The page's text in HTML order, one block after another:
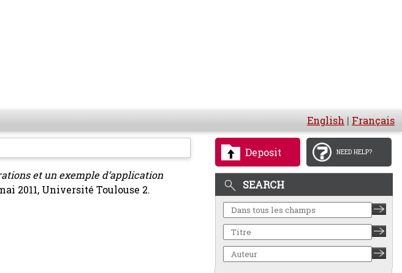
English | Français
Deposit NEED HELP?
SEARCH
et un exemple d’application
2011, Université Toulouse 2.